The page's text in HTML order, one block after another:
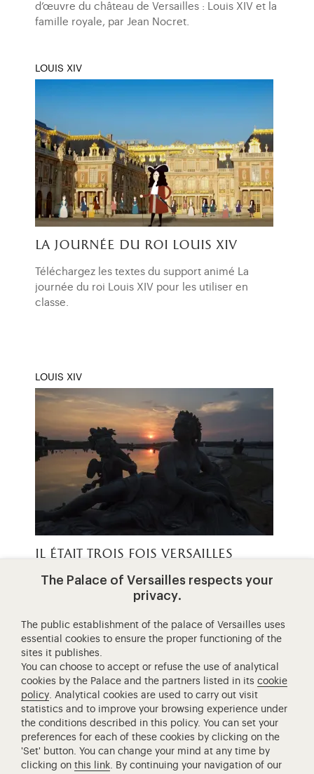
d’œuvre du château de Versailles : Louis XIV et la
famille royale, par Jean Nocret.
LOUIS XIV
la journée du roi louis xiv
Téléchargez les textes du support animé La
journée du roi Louis XIV pour les utiliser en
classe.
LOUIS XIV
il était trois fois versailles
Plongez en immersion totale dans les couloirs et
l’histoire du Château grâce à ce web-
Retour à la page d’accueil
The Palace of Versailles respects your
privacy.
The public establishment of the palace of Versailles uses
essential cookies to ensure the proper functioning of the
sites it publishes.
You can choose to accept or refuse the use of analytical
cookies by the Palace and the partners listed in itscookie
policy. Analytical cookies are used to carry out visit
statistics and to improve your browsing experience under
the conditions described in this policy. You can set your
preferences for each of these cookies by clicking on the
'Set' button. You can change your mind at any time by
clicking onthis link. By continuing your navigation of our